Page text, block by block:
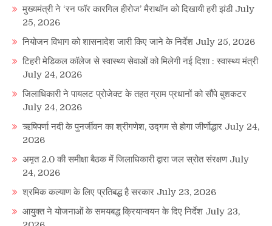
मुख्यमंत्री ने ‘रन फॉर कारगिल हीरोज’ मैराथॉन को दिखायी हरी झंडी July
25, 2026
नियोजन विभाग को शासनादेश जारी किए जाने के निर्देश July 25, 2026
टिहरी मेडिकल कॉलेज से स्वास्थ्य सेवाओं को मिलेगी नई दिशा : स्वास्थ्य मंत्री
July 24, 2026
जिलाधिकारी ने पायलट प्रोजेक्ट के तहत ग्राम प्रधानों को सौंपे बुशकटर
July 24, 2026
ऋषिपर्णा नदी के पुनर्जीवन का श्रीगणेश, उद्गम से होगा जीर्णोद्धार July 24,
2026
अमृत 2.0 की समीक्षा बैठक में जिलाधिकारी द्वारा जल स्रोत संरक्षण July
24, 2026
श्रमिक कल्याण के लिए प्रतिबद्ध है सरकार July 23, 2026
आयुक्त ने योजनाओं के समयबद्ध क्रियान्वयन के दिए निर्देश July 23,